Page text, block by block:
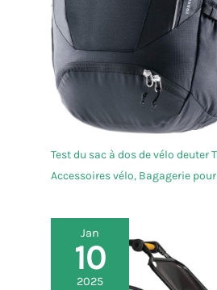
Test du sac à dos de vélo deuter
Accessoires vélo, Bagagerie
Jan
10
2025